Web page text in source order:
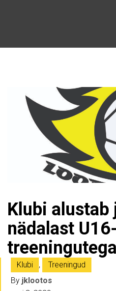
Klubi
nädalast
treeningutega
Klubi ,
Treeningud
By jklootos